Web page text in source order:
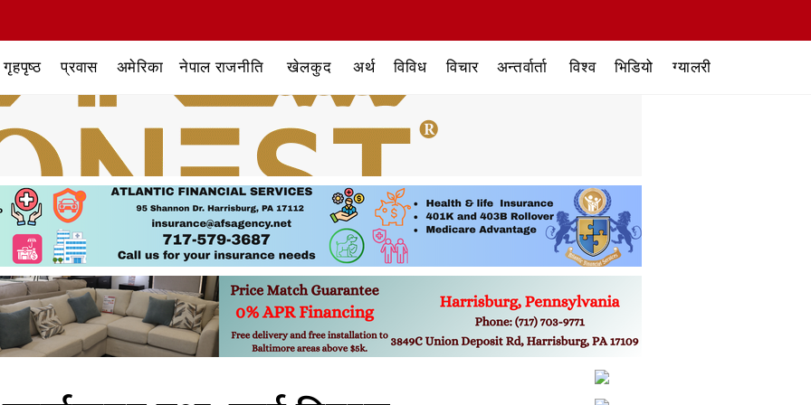
गृहपृष्ठ प्रवास अमेरिका नेपाल राजनीति खेलकुद अर्थ विविध विचार अन्तर्वार्ता विश्व भिडियो ग्यालरी